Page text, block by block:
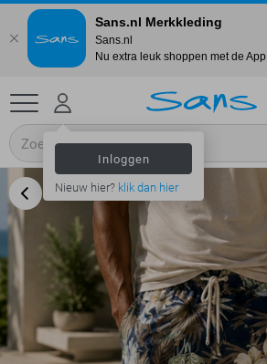
Inloggen
Nieuw hier? klik dan hier
Sans.nl Merkkleding
Sans.nl
Nu extra leuk shoppen met de App.